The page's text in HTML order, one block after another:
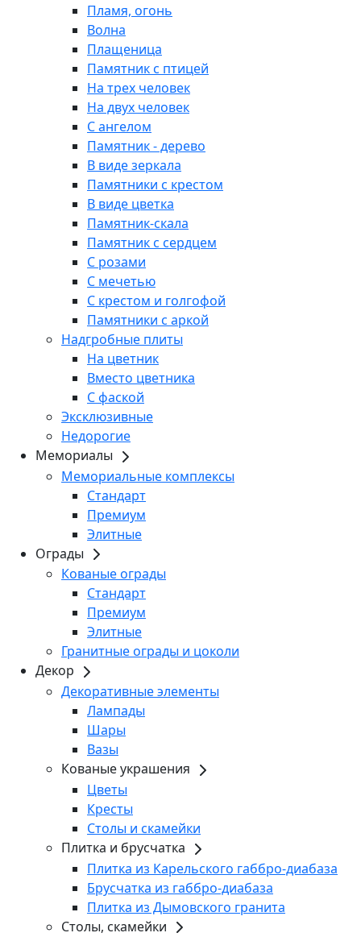
Пламя, огонь
Волна
Плащеница
Памятник с птицей
На трех человек
На двух человек
С ангелом
Памятник - дерево
В виде зеркала
Памятники с крестом
В виде цветка
Памятник-скала
Памятник с сердцем
С розами
С мечетью
С крестом и голгофой
Памятники с аркой
Надгробные плиты
На цветник
Вместо цветника
С фаской
Эксклюзивные
Недорогие
Мемориалы
Мемориальные комплексы
Стандарт
Премиум
Элитные
Ограды
Кованые ограды
Стандарт
Премиум
Элитные
Гранитные ограды и цоколи
Декор
Декоративные элементы
Лампады
Шары
Вазы
Кованые украшения
Цветы
Кресты
Столы и скамейки
Плитка и брусчатка
Плитка из Карельского габбро-диабаза
Брусчатка из габбро-диабаза
Плитка из Дымовского гранита
Столы, скамейки